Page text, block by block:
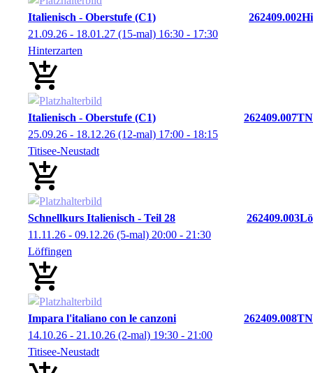
Italienisch - Oberstufe (C1)
262409.002Hi
21.09.26 - 18.01.27 (15-mal) 16:30 - 17:30
Hinterzarten
Italienisch - Oberstufe (C1)
262409.007TN
25.09.26 - 18.12.26 (12-mal) 17:00 - 18:15
Titisee-Neustadt
Schnellkurs Italienisch - Teil 28
262409.003Lö
11.11.26 - 09.12.26 (5-mal) 20:00 - 21:30
Löffingen
Impara l'italiano con le canzoni
262409.008TN
14.10.26 - 21.10.26 (2-mal) 19:30 - 21:00
Titisee-Neustadt